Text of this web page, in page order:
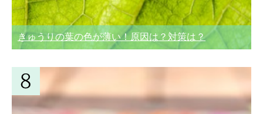
きゅうりの葉の色が薄い！原因は？対策は？